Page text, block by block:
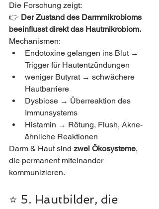
Die Forschung zeigt:
👉 Der Zustand des Darmmikrobioms
beeinflusst direkt das Hautmikrobiom.
Mechanismen:
Endotoxine gelangen ins Blut →
Trigger für Hautentzündungen
weniger Butyrat → schwächere
Hautbarriere
Dysbiose → Überreaktion des
Immunsystems
Histamin → Rötung, Flush, Akne-
ähnliche Reaktionen
Darm & Haut sind zwei Ökosysteme,
die permanent miteinander
kommunizieren.
⭐ 5. Hautbilder, die